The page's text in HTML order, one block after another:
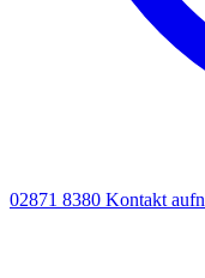
02871 8380 Kontakt